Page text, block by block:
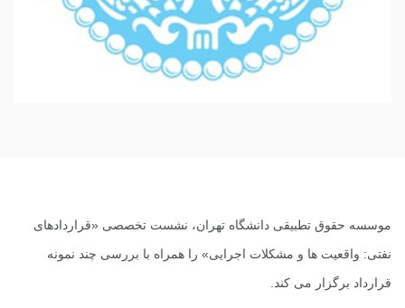
موسسه حقوق تطبیقی دانشگاه تهران، نشست تخصصی «قراردادهای
نفتی: واقعیت ها و مشکلات اجرایی» را همراه با بررسی چند نمونه
قرارداد برگزار می کند.